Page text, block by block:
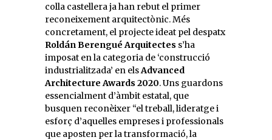
colla castellera ja han rebut el primer
reconeixement arquitectònic. Més
concretament, el projecte ideat pel despatx
Roldán Berengué Arquitectes s’ha
imposat en la categoria de ‘construcció
industrialitzada’ en elsAdvanced
Architecture Awards 2020. Uns guardons
essencialment d’àmbit estatal, que
busquen reconèixer “el treball, lideratge i
esforç d’aquelles empreses i professionals
que aposten per la transformació, la